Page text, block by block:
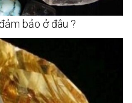
bảo ở đâu ?